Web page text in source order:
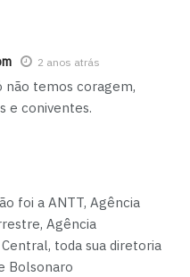
2 anos atrás
não temos coragem,
e coniventes.
foi a ANTT, Agência
Agência
toda sua diretoria
Bolsonaro